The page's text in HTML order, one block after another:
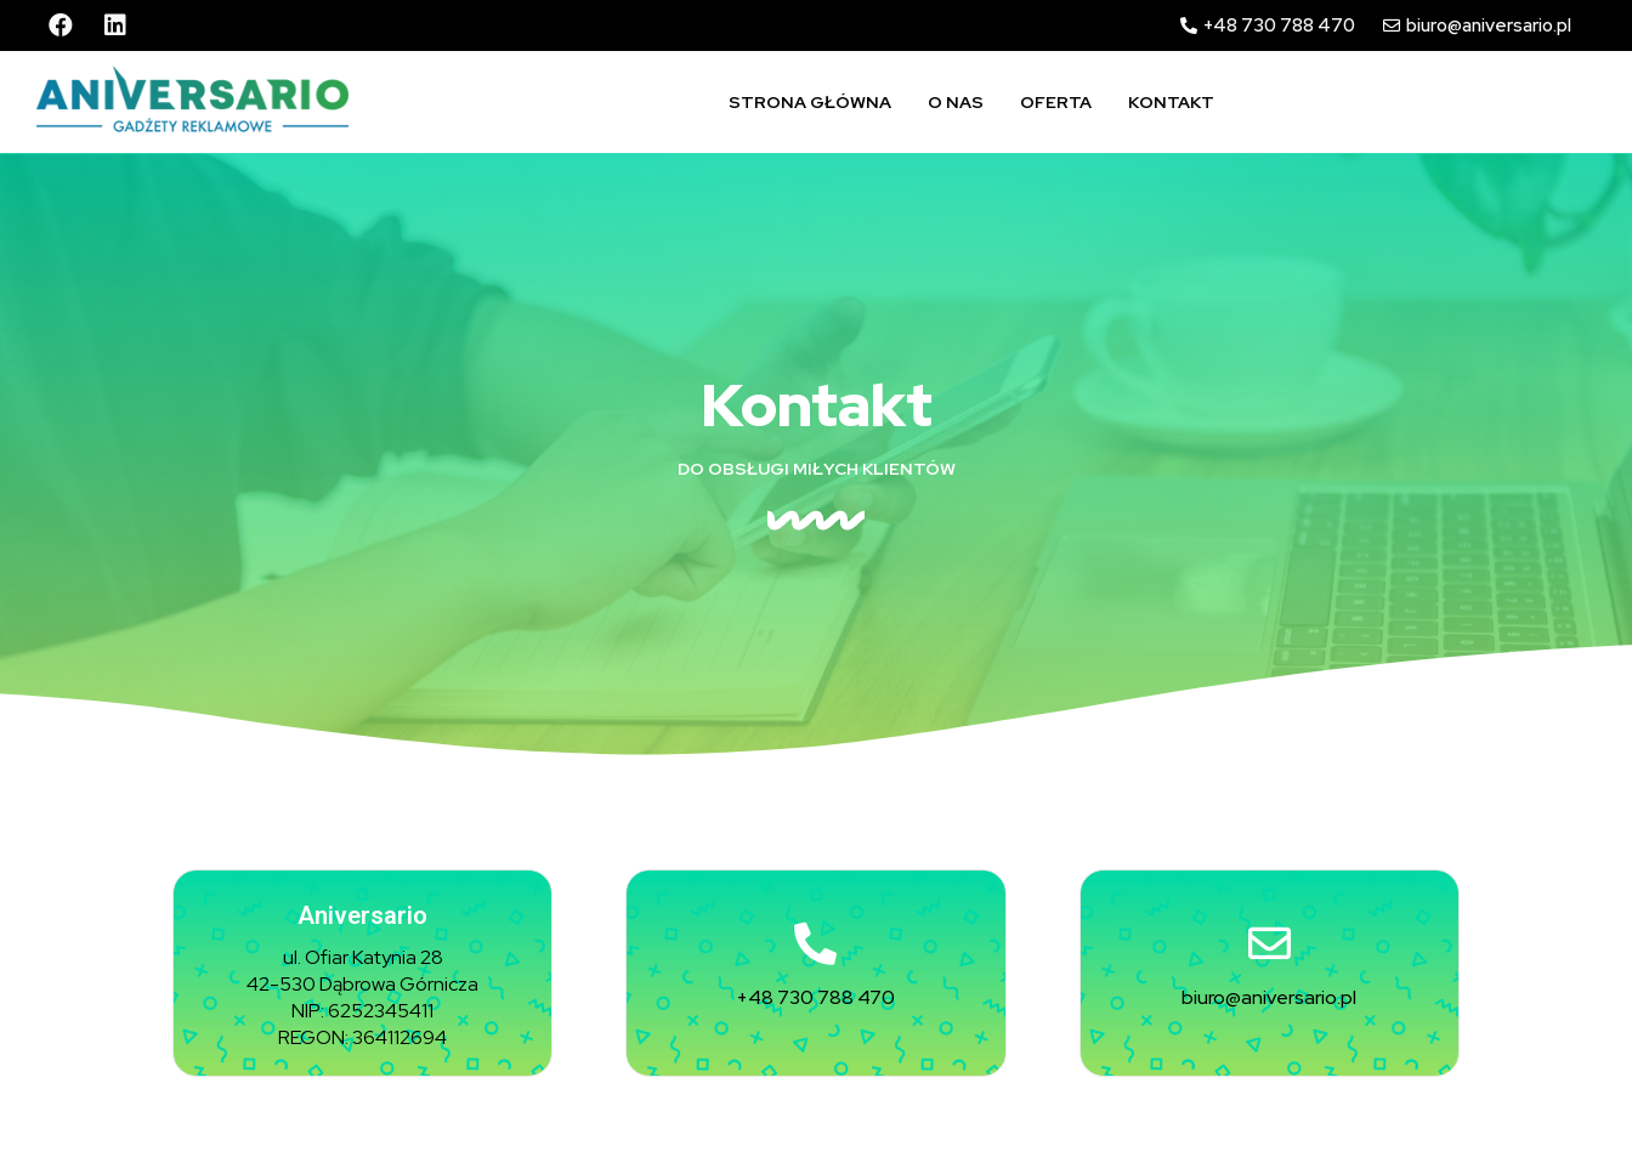
+48 730 788 470 biuro@aniversario.pl
STRONA GŁÓWNA O NAS OFERTA KONTAKT
Kontakt
DO OBSŁUGI MIŁYCH KLIENTÓW
Aniversario
ul. Ofiar Katynia 28
42-530 Dąbrowa Górnicza
NIP: 6252345411
REGON: 364112694
+48 730 788 470 biuro@aniversario.pl